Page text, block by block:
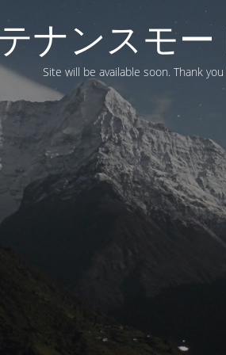
ナンスモ
Site will be available soon. Thank